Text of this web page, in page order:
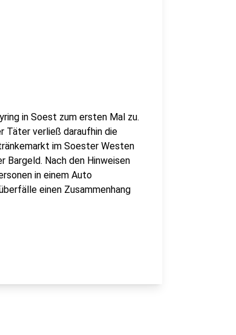
in Soest zum ersten Mal zu.
Täter verließ daraufhin die
im Soester Westen
Nach den Hinweisen
in einem Auto
einen Zusammenhang